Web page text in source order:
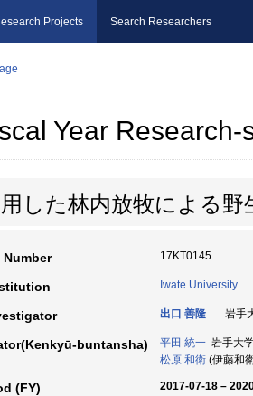
Projects Search Researchers
Year Research-
した林内放牧による
Number 17KT0145
Iwate University
出口 善隆 岩手
buntansha) 平田 統一 岩手大
松原 和衛 (伊藤和
(FY) 2017-07-18 –